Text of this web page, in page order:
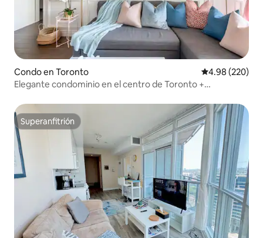
Condo en Toronto Calificación
4.98 (220)
Elegante condominio en el centro de Toronto +
Superanfitrión
Superanfitrión